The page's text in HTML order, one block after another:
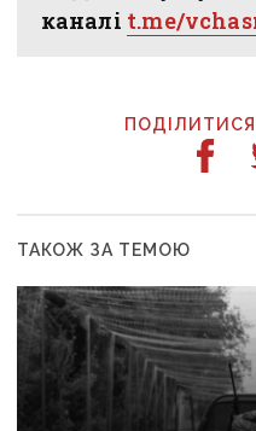
каналі t.me/
ТАКОЖ ЗА ТЕМОЮ